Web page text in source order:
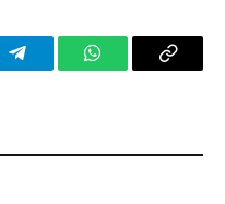
TelegramWhatsAppCopy